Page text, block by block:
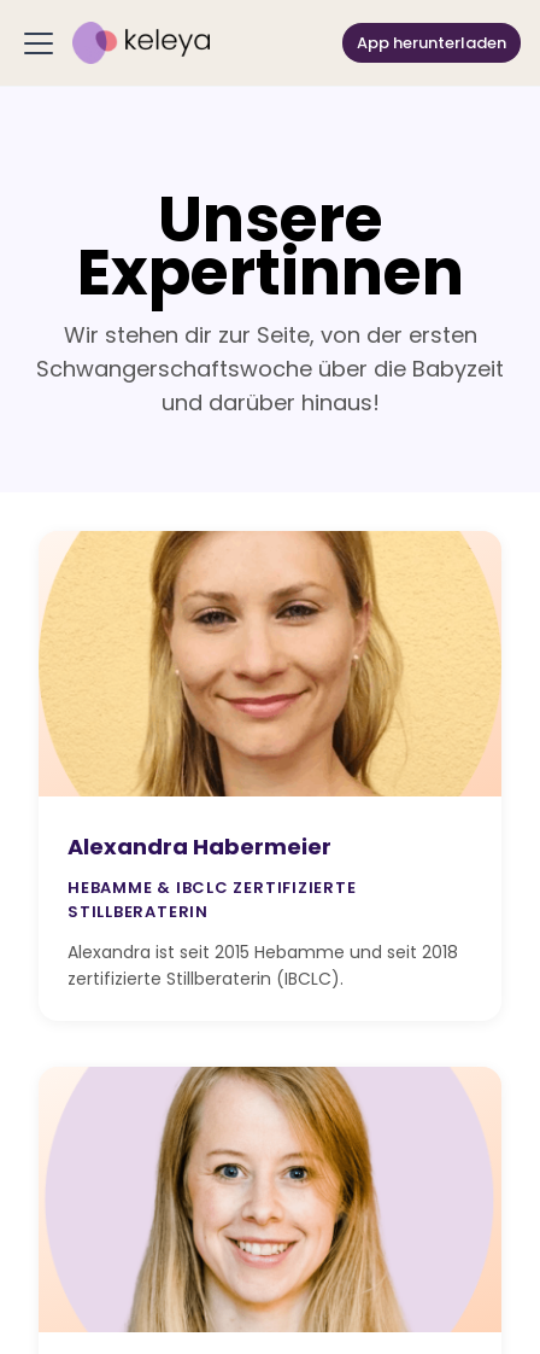
App herunterladen
Unsere
Expertinnen
Wir stehen dir zur Seite, von der ersten
Schwangerschaftswoche über die Babyzeit
und darüber hinaus!
Alexandra Habermeier
HEBAMME & IBCLC ZERTIFIZIERTE
STILLBERATERIN
Alexandra ist seit 2015 Hebamme und seit 2018
zertifizierte Stillberaterin (IBCLC).